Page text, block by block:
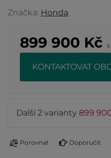
Značka: Honda
899 900 Kč
KONTAKTOVAT
Další 2 varianty 899
Porovnat Doporučit